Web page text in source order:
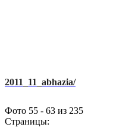
2011_11_abhazia/
Фото 55 - 63 из 235
Страницы: